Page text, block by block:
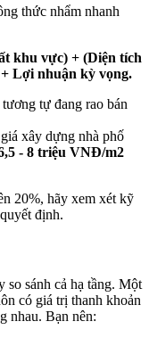
thức nhẩm nhanh
khu vực) + (Diện tích
Lợi nhuận kỳ vọng.
tự đang rao bán
xây dựng nhà phố
- 8 triệu VNĐ/m2
20%, hãy xem xét kỹ
định.
so sánh cả hạ tầng. Một
có giá trị thanh khoản
nhau. Bạn nên: